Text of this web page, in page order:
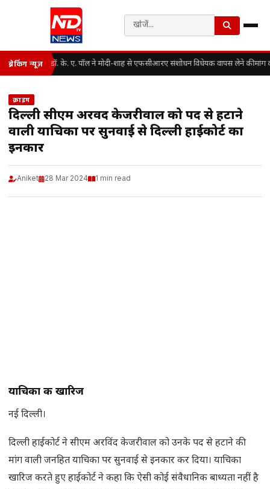
ब्रेकिंग न्यूज़ डॉ. के. ए. पॉल ने मोदी-शाह से एफसीआरए संशोधन विधेयक वापस लेने की मांग
क्राइम
दिल्ली सीएम अरविंद केजरीवाल को पद से हटाने
वाली याचिका पर सुनवाई से दिल्ली हाईकोर्ट का
इनकार
Aniket 28 Mar 2024 1 min read
याचिका की खारिज
नई दिल्ली।
दिल्ली हाईकोर्ट ने सीएम अरविंद केजरीवाल को उनके पद से हटाने की
मांग वाली जनहित याचिका पर सुनवाई से इनकार कर दिया। याचिका
खारिज करते हुए हाईकोर्ट ने कहा कि ऐसी कोई संवैधानिक बाध्यता नहीं है